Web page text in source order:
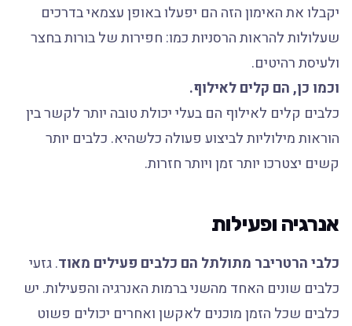
יקבלו את האימון הזה הם יפעלו באופן עצמאי בדרכים
שעלולות להראות הרסניות כמו: חפירות של בורות בחצר
ולעיסת רהיטים.
וכמו כן, הם קלים לאילוף.
כלבים קלים לאילוף הם בעלי יכולת טובה יותר לקשר בין
הוראות מילוליות לביצוע פעולה כלשהיא. כלבים יותר
קשים יצטרכו יותר זמן ויותר חזרות.
אנרגיה ופעילות
כלבי הרטריבר מתולתל הם כלבים פעילים מאוד. גזעי
כלבים שונים האחד מהשני ברמות האנרגיה והפעילות. יש
כלבים שכל הזמן מוכנים לאקשן ואחרים יכולים פשוט